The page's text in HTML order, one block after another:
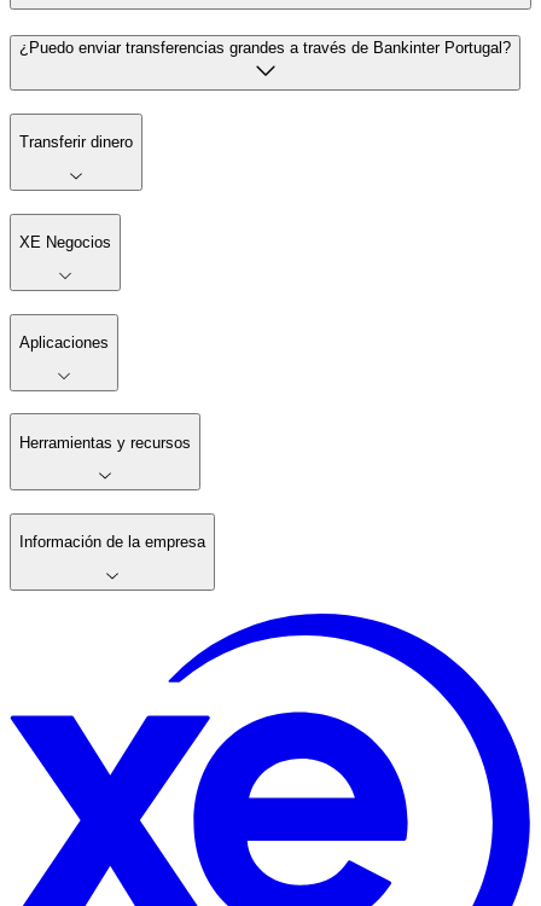
¿Puedo enviar transferencias grandes a través de Bankinter Portugal?
Transferir dinero
XE Negocios
Aplicaciones
Herramientas y recursos
Información de la empresa